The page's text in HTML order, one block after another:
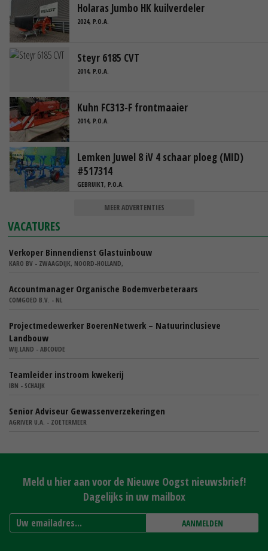
Holaras Jumbo HK kuilverdeler
2024, P.O.A.
Steyr 6185 CVT
2014, P.O.A.
Kuhn FC313-F frontmaaier
2014, P.O.A.
Lemken Juwel 8 iV 4 schaar ploeg (MID)
#517314
GEBRUIKT, P.O.A.
MEER ADVERTENTIES
VACATURES
Verkoper Binnendienst Glastuinbouw
KARO BV - ZWAAGDIJK, NOORD-HOLLAND,
Accountmanager Organische Bodemverbeteraars
COMGOED B.V. - NL
Projectmedewerker BoerenNetwerk – Natuurinclusieve
Landbouw
WIJ.LAND - ABCOUDE
Teamleider instroom kwekerij
IBN - SCHAIJK
Senior Adviseur Gewassenverzekeringen
AGRIVER U.A. - ZOETERMEER
Meld u hier aan voor de Nieuwe Oogst nieuwsbrief!
Dagelijks in uw mailbox
AANMELDEN